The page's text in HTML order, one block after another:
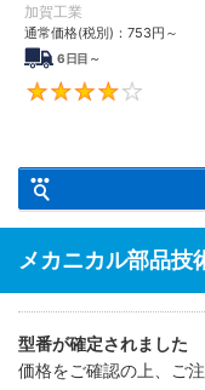
加賀工業
通常価格(税別)： 753円 ～
6日目～
メカニカル部品技
型番が確定されました
価格をご確認の上、ご